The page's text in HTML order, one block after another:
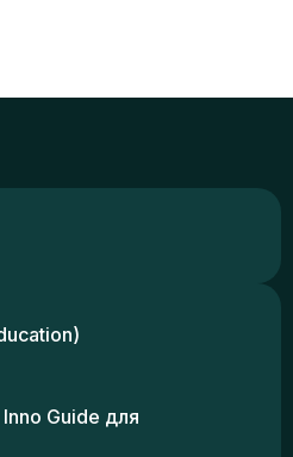
Guide для